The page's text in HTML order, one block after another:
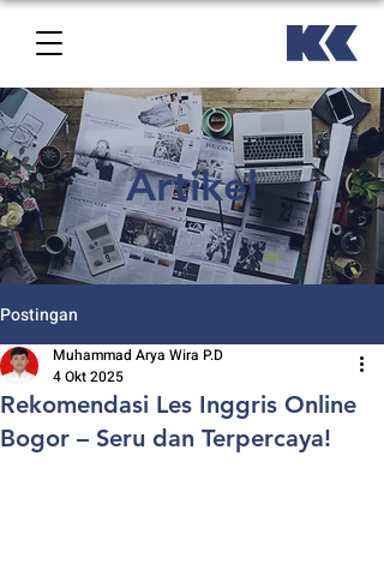
Artikel
Postingan
Rekomendasi Les Inggris Online
Bogor – Seru dan Terpercaya!
Muhammad Arya Wira P.D
4 Okt 2025